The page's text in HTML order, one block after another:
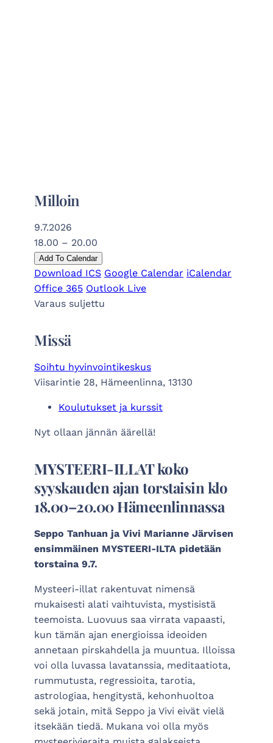
Milloin
9.7.2026
18.00 – 20.00
Add To Calendar
Download ICS Google Calendar iCalendar
Office 365 Outlook Live
Varaus suljettu
Missä
Soihtu hyvinvointikeskus
Viisarintie 28, Hämeenlinna, 13130
Koulutukset ja kurssit
Nyt ollaan jännän äärellä!
MYSTEERI-ILLAT koko
syyskauden ajan torstaisin klo
18.00–20.00 Hämeenlinnassa
Seppo Tanhuan ja Vivi Marianne Järvisen
ensimmäinen MYSTEERI-ILTA pidetään
torstaina 9.7.
Mysteeri-illat rakentuvat nimensä
mukaisesti alati vaihtuvista, mystisistä
teemoista. Luovuus saa virrata vapaasti,
kun tämän ajan energioissa ideoiden
annetaan pirskahdella ja muuntua. Illoissa
voi olla luvassa lavatanssia, meditaatiota,
rummutusta, regressioita, tarotia,
astrologiaa, hengitystä, kehonhuoltoa
sekä jotain, mitä Seppo ja Vivi eivät vielä
itsekään tiedä. Mukana voi olla myös